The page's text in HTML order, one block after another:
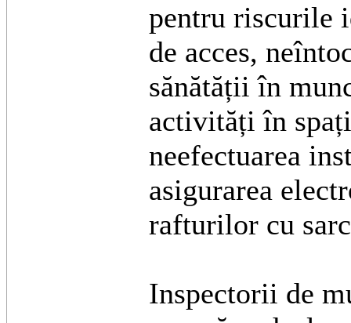
pentru riscurile
de acces,
sănătății în
activități în
neefectuarea
asigurarea
rafturilor cu
Inspectorii de